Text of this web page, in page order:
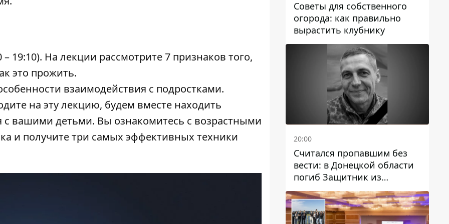
– 19:10). На лекции рассмотрите 7 признаков того,
это прожить.
взаимодействия с подростками.
на эту лекцию, будем вместе находить
вашими детьми. Вы ознакомитесь с возрастными
и получите три самых эффективных техники
Советы для собственного
огорода: как правильно
вырастить клубнику
20:00
Считался пропавшим без
вести: в Донецкой области
погиб Защитник из
Каменского Антон
Красовский